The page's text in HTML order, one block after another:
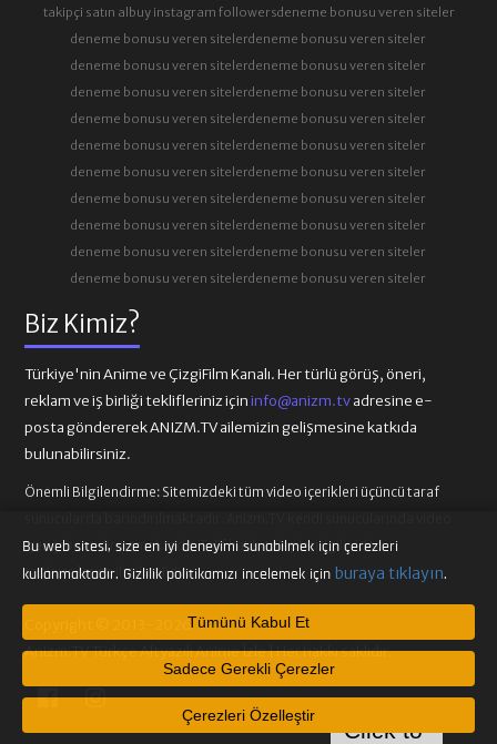
Biz Kimiz?
Türkiye'nin Anime ve ÇizgiFilm Kanalı. Her türlü görüş, öneri,
reklam ve iş birliği teklifleriniz içininfo@anizm.tvadresine e-
posta göndererek ANIZM.TV ailemizin gelişmesine katkıda
bulunabilirsiniz.
Önemli Bilgilendirme: Sitemizdeki tüm video içerikleri üçüncü taraf
içeriği barındırmamaktadır. Telif hakkı talepleri ilgili video
sağlayıcılarına iletilmelidir.
Copyright © 2013-2026
Anizm.TV Türkçe Altyazılı Anime İzle | Her hakkı saklıdır.
takipçi satın albuy instagram followersdeneme bonusu veren siteler
deneme bonusu veren sitelerdeneme bonusu veren siteler
deneme bonusu veren sitelerdeneme bonusu veren siteler
deneme bonusu veren sitelerdeneme bonusu veren siteler
deneme bonusu veren sitelerdeneme bonusu veren siteler
deneme bonusu veren sitelerdeneme bonusu veren siteler
deneme bonusu veren sitelerdeneme bonusu veren siteler
deneme bonusu veren sitelerdeneme bonusu veren siteler
deneme bonusu veren sitelerdeneme bonusu veren siteler
deneme bonusu veren sitelerdeneme bonusu veren siteler
deneme bonusu veren sitelerdeneme bonusu veren siteler
Bu web sitesi, size en iyi deneyimi sunabilmek için çerezleri
kullanmaktadır. Gizlilik politikamızı incelemek için buraya tıklayın.
Tümünü Kabul Et
Sadece Gerekli Çerezler
Çerezleri Özelleştir